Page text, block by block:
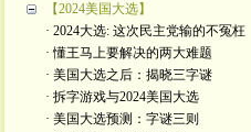
【2024美国大选】
· 2024大选: 这次民主党输的不冤枉
· 懂王马上要解决的两大难题
· 美国大选之后：揭晓三字谜
· 拆字游戏与2024美国大选
· 美国大选预测：字谜三则